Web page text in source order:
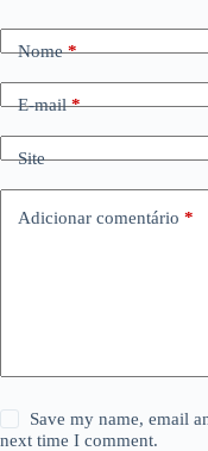
Nome*
E-mail*
Site
Adicionar comentário *
Save my name, email
next time I comment.